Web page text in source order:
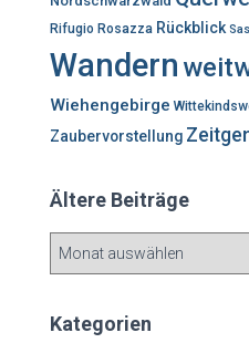
Rifugio Rosazza Rückblick
Wandern
Wiehengebirge
Zaubervorstellung
Ältere Beiträge
e
Kategorien